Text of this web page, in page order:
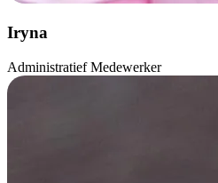
Iryna
Administratief Medewerker